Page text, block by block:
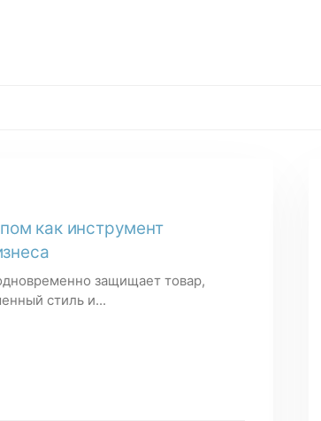
как инструмент
защищает товар,
стиль и...